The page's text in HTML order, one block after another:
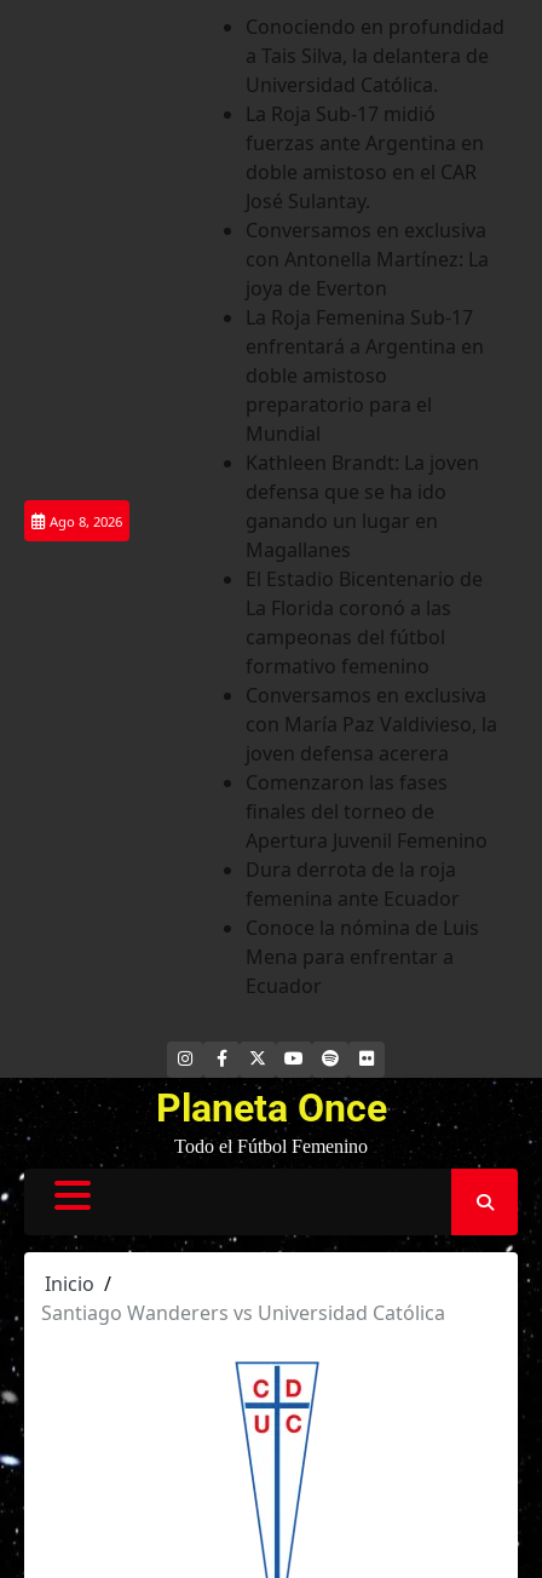
Ago 8, 2026
Conociendo en profundidad
a Tais Silva, la delantera de
Universidad Católica.
La Roja Sub-17 midió
fuerzas ante Argentina en
doble amistoso en el CAR
José Sulantay.
Conversamos en exclusiva
con Antonella Martínez: La
joya de Everton
La Roja Femenina Sub-17
enfrentará a Argentina en
doble amistoso
preparatorio para el
Mundial
Kathleen Brandt: La joven
defensa que se ha ido
ganando un lugar en
Magallanes
El Estadio Bicentenario de
La Florida coronó a las
campeonas del fútbol
formativo femenino
Conversamos en exclusiva
con María Paz Valdivieso, la
joven defensa acerera
Comenzaron las fases
finales del torneo de
Apertura Juvenil Femenino
Dura derrota de la roja
femenina ante Ecuador
Conoce la nómina de Luis
Mena para enfrentar a
Ecuador
INSTAGRAM
FACEBOOK YOUTUBE
SPOTIFYFLICKR
Planeta Once
Todo el Fútbol Femenino
Inicio
Santiago Wanderers vs Universidad Católica